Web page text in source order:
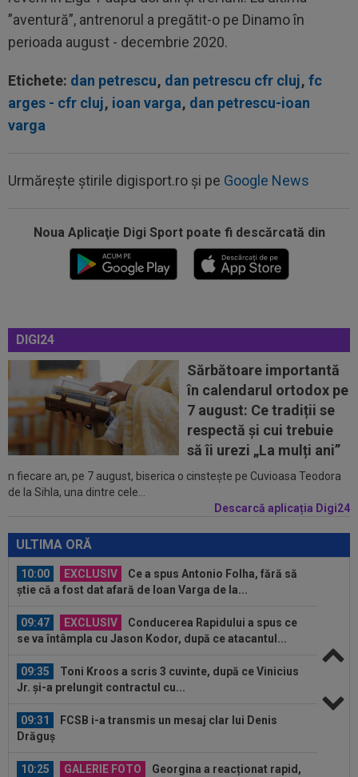
”aventură”, antrenorul a pregătit-o pe Dinamo în
perioada august - decembrie 2020.
Etichete: dan petrescu, dan petrescu cfr cluj, fc
arges - cfr cluj, ioan varga, dan petrescu-ioan
varga
Urmărește știrile digisport.ro și pe Google News
Noua Aplicaţie Digi Sport poate fi descărcată din
DIGI24
Sărbătoare importantă
în calendarul ortodox pe
7 august: Ce tradiții se
respectă și cui trebuie
să îi urezi „La mulți ani”
n fiecare an, pe 7 august, biserica o cinstește pe Cuvioasa Teodora
de la Sihla, una dintre cele...
Descarcă aplicația Digi24
ULTIMA ORĂ
10:06
10:00 EXCLUSIV
Ce a spus Antonio Folha, fără să
09:47 EXCLUSIV
Conducerea Rapidului a spus ce
se va întâmpla cu Jason Kodor, după ce atacantul...
Toni Kroos a scris 3 cuvinte, după ce Vinicius
09:31
FCSB i-a transmis un mesaj clar lui Denis
Drăguș
10:25 GALERIE FOTO
Georgina a reacționat rapid,
după ce a văzut-o pe Antonela. Aproape două...
Dinamo - FC Voluntari LIVE VIDEO, sâmbătă,
21:30, la DGS 1. Egalitate de puncte...
10:12
Verdict fără dubii: cei doi jucători de care
FCSB are nevoie pentru a ”câștiga...
Levadiakos
10:00 EXCLUSIV
Ce a spus Antonio Folha, fără să
știe că a fost dat afară de Ioan Varga de la...
09:47 EXCLUSIV
Conducerea Rapidului a spus ce
se va întâmpla cu Jason Kodor, după ce atacantul...
09:35
Toni Kroos a scris 3 cuvinte, după ce Vinicius
Jr. și-a prelungit contractul cu...
09:31
FCSB i-a transmis un mesaj clar lui Denis
Drăguș
10:25 GALERIE FOTO
Georgina a reacționat rapid,